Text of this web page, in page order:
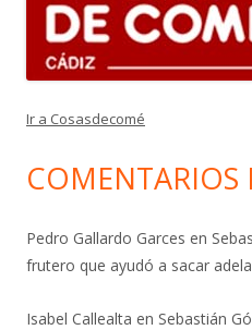
Ir a Cosasdecomé
COMENTARIOS
Pedro Gallardo Garces en
frutero que ayudó a sacar
Isabel Callealta en Sebastián